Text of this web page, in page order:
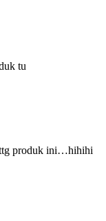
tu
produk ini…hihihi